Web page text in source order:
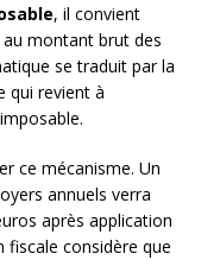
, il convient
au montant brut des
se traduit par la
qui revient à
ce mécanisme. Un
annuels verra
après application
fiscale considère que